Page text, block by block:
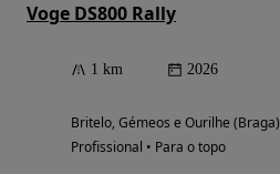
Voge DS800 Rally
1 km 2026
Britelo, Gémeos e Ourilhe (Braga)
Profissional • Para o topo